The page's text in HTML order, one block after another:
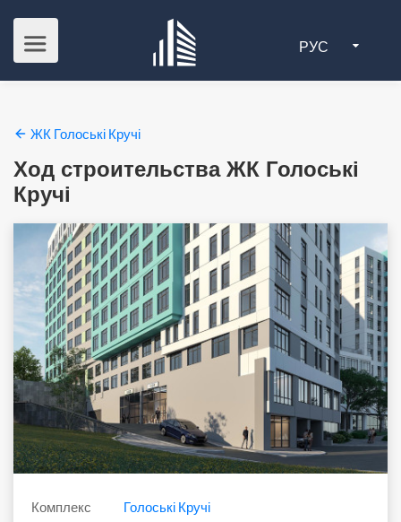
РУС
ЖК Голоські Кручі
Ход строительства ЖК Голоські
Кручі
Комплекс
Голоські Кручі